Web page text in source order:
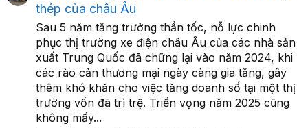
thép của châu Âu
Sau 5 năm tăng trưởng thần tốc, nỗ lực chinh
phục thị trường xe điện châu Âu của các nhà sản
xuất Trung Quốc đã chững lại vào năm 2024, khi
các rào cản thương mại ngày càng gia tăng, gây
thêm khó khăn cho việc tăng doanh số tại một thị
trường vốn đã trì trệ. Triển vọng năm 2025 cũng
không mấy...